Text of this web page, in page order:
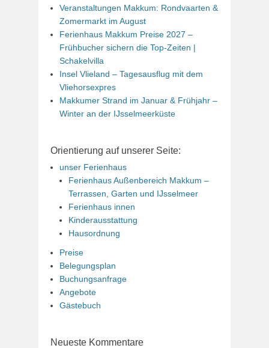
Veranstaltungen Makkum: Rondvaarten &
Zomermarkt im August
Ferienhaus Makkum Preise 2027 –
Frühbucher sichern die Top-Zeiten |
Schakelvilla
Insel Vlieland – Tagesausflug mit dem
Vliehorsexpres
Makkumer Strand im Januar & Frühjahr –
Winter an der IJsselmeerküste
Orientierung auf unserer Seite:
unser Ferienhaus
Ferienhaus Außenbereich Makkum –
Terrassen, Garten und IJsselmeer
Ferienhaus innen
Kinderausstattung
Hausordnung
Preise
Belegungsplan
Buchungsanfrage
Angebote
Gästebuch
Neueste Kommentare